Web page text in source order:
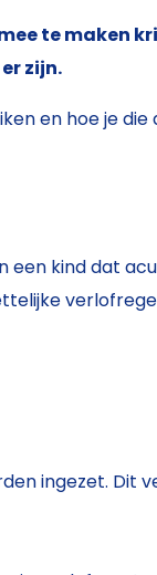
te maken
zijn.
en hoe je die
een kind dat
ingezet. Dit